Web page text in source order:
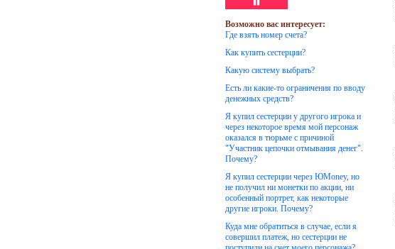
Возможно вас интересует:
Где взять номер счета?
Как купить сестерции?
Какую систему выбрать?
Есть ли какие-то ограничения по вводу
денежных средств?
Я купил сестерции у другого игрока и
через некоторое время мой персонаж
оказался в тюрьме с причиной
"Участник цепочки отмывания денег".
Почему?
Я купил сестерции через ЮMoney, но
не получил ни монетки по акции, ни
особенный портрет, как некоторые
другие игроки. Почему?
Куда мне обратиться в случае, если я
совершил платеж, но сестерции не